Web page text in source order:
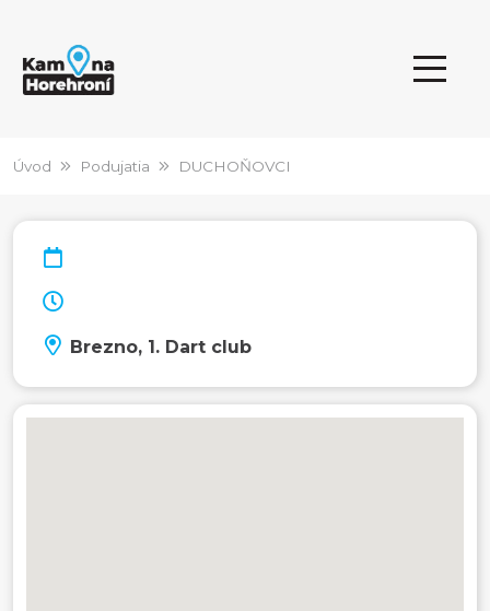
Úvod Podujatia DUCHOŇOVCI
Brezno, 1. Dart club